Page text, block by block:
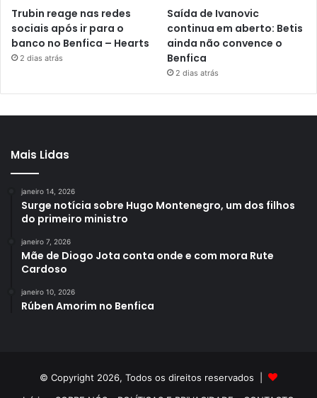
Trubin reage nas redes
sociais após ir para o
banco no Benfica – Hearts
2 dias atrás
Saída de Ivanovic
continua em aberto: Betis
ainda não convence o
Benfica
2 dias atrás
Mais Lidas
janeiro 14, 2026
Surge notícia sobre Hugo Montenegro, um dos filhos
do primeiro ministro
janeiro 7, 2026
Mãe de Diogo Jota conta onde e com mora Rute
Cardoso
janeiro 10, 2026
Rúben Amorim no Benfica
© Copyright 2026, Todos os direitos reservados |